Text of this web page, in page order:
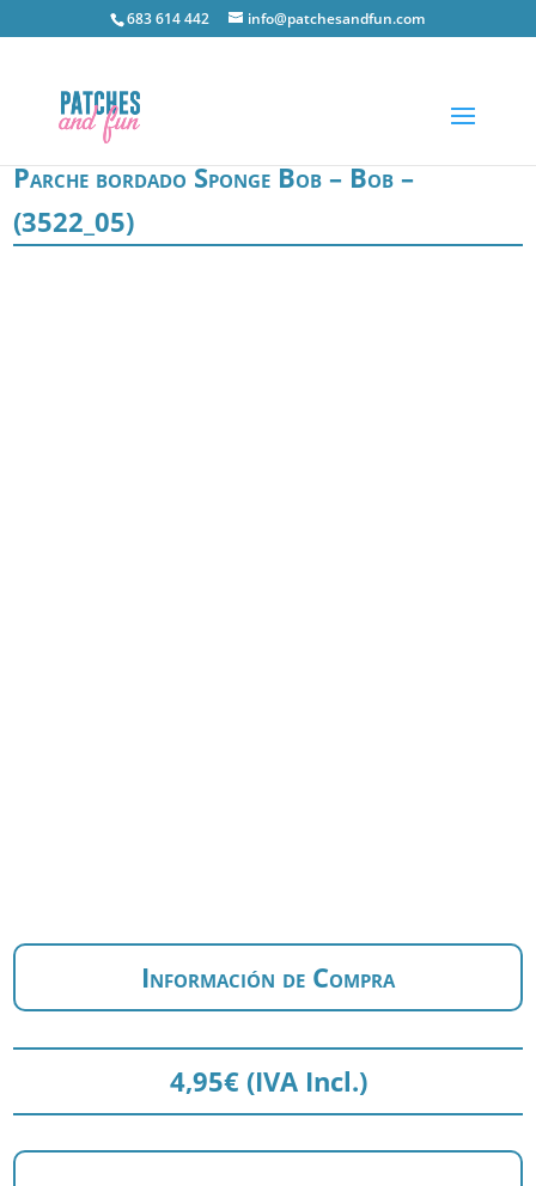
683 614 442 info@patchesandfun.com
Parche bordado Sponge Bob – Bob –
(3522_05)
Información de Compra
4,95€ (IVA Incl.)